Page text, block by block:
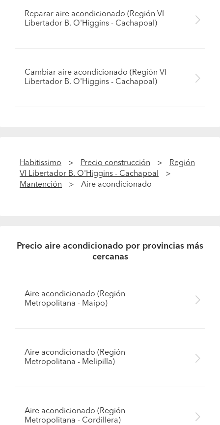
Reparar aire acondicionado (Región VI
Libertador B. O'Higgins - Cachapoal)
Cambiar aire acondicionado (Región VI
Libertador B. O'Higgins - Cachapoal)
Habitissimo Precio construcción
Región
VI Libertador B. O'Higgins - Cachapoal
Mantención
Aire acondicionado
Precio aire acondicionado por provincias más
cercanas
Aire acondicionado (Región
Metropolitana - Maipo)
Aire acondicionado (Región
Metropolitana - Melipilla)
Aire acondicionado (Región
Metropolitana - Cordillera)